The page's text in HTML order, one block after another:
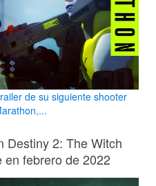
de su siguiente shooter
Destiny 2: The Witch
febrero de 2022